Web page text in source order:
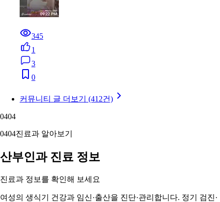
345
1
3
0
커뮤니티 글 더보기 (412건)
0404
0404진료과 알아보기
산부인과 진료 정보
진료과 정보를 확인해 보세요
여성의 생식기 건강과 임신·출산을 진단·관리합니다. 정기 검진·